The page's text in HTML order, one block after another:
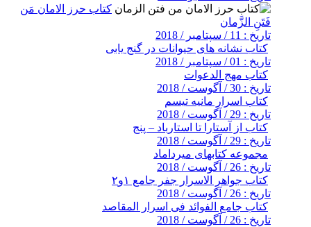
کتاب حرز الامان مَن
فَتَنِ الزَّمان
تاریخ : 11 / سپتامبر / 2018
کتاب نشانه های حیوانات در گنج یابی
تاریخ : 01 / سپتامبر / 2018
کتاب مهج الدعوات
تاریخ : 30 / آگوست / 2018
کتاب اسرار مانیه تیسم
تاریخ : 29 / آگوست / 2018
کتاب از آستارا تا استارباد – پنج
تاریخ : 29 / آگوست / 2018
مجموعه کتابهای میرداماد
تاریخ : 26 / آگوست / 2018
کتاب جواهر الاسرار جفر جامع ۱و۲
تاریخ : 26 / آگوست / 2018
کتاب جامع الفوائد فی اسرار المقاصد
تاریخ : 26 / آگوست / 2018